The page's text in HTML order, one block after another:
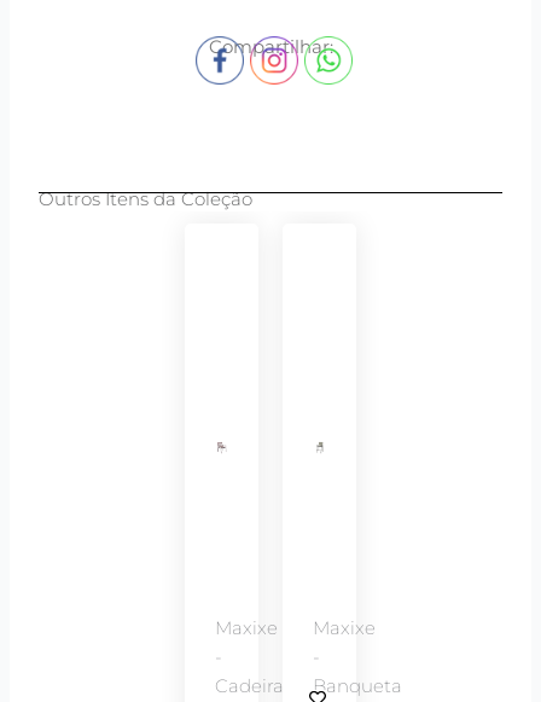
Compartilhar:
Outros Itens da Coleção
Maxixe
-
Cadeira
Maxixe
-
Banqueta